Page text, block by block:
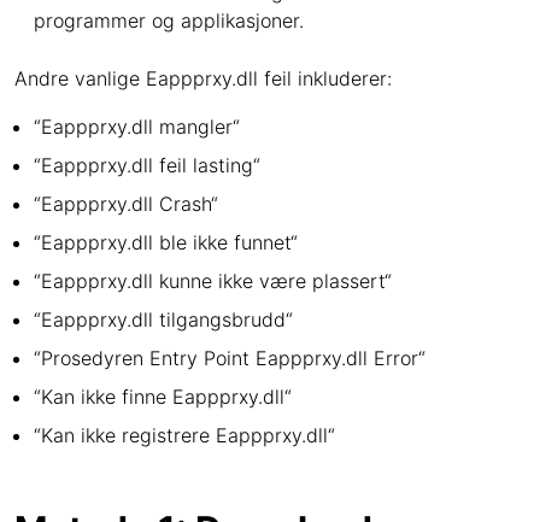
programmer og applikasjoner.
Andre vanlige Eappprxy.dll feil inkluderer:
“Eappprxy.dll mangler“
“Eappprxy.dll feil lasting“
“Eappprxy.dll Crash“
“Eappprxy.dll ble ikke funnet“
“Eappprxy.dll kunne ikke være plassert“
“Eappprxy.dll tilgangsbrudd“
“Prosedyren Entry Point Eappprxy.dll Error“
“Kan ikke finne Eappprxy.dll“
“Kan ikke registrere Eappprxy.dll“